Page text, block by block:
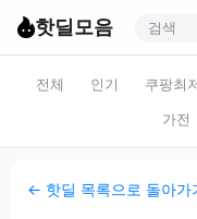
핫딜모음
전체 인기 쿠팡최
가전
← 핫딜 목록으로 돌아가